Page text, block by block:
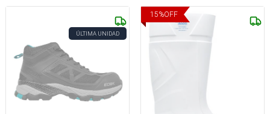
ÚLTIMA UNIDAD
15%OFF